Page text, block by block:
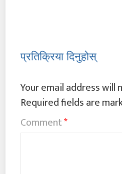
प्रतिक्रिया दिनुहोस्
Your email address will
Required fields are
Comment*